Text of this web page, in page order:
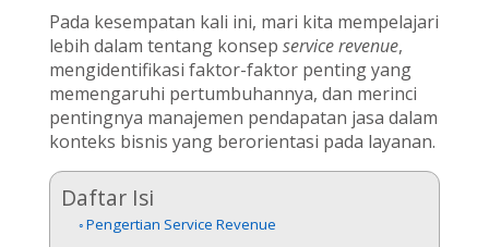
Pada kesempatan kali ini, mari kita mempelajari
lebih dalam tentang konsep service revenue,
mengidentifikasi faktor-faktor penting yang
memengaruhi pertumbuhannya, dan merinci
pentingnya manajemen pendapatan jasa dalam
konteks bisnis yang berorientasi pada layanan.
Daftar Isi
Pengertian Service Revenue